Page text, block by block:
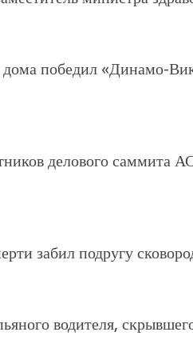
проект «Предпринимательские классы
победил «Динамо-
делового саммита
забил подругу
водителя,